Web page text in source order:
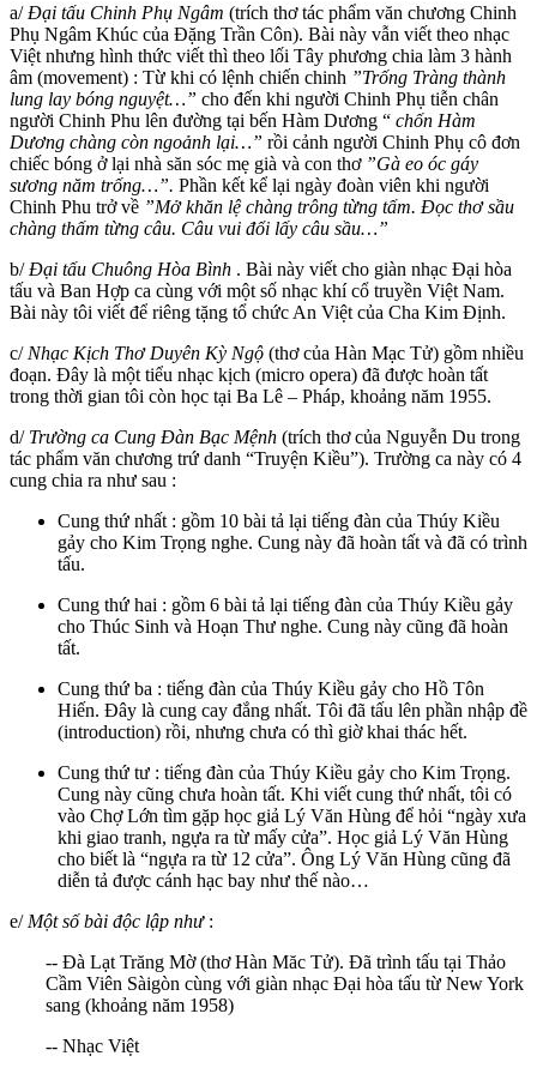
a/Đại tấu Chinh Phụ Ngâm (trích thơ tác phẩm văn chương Chinh
Phụ Ngâm Khúc của Đặng Trần Côn). Bài này vẫn viết theo nhạc
Việt nhưng hình thức viết thì theo lối Tây phương chia làm 3 hành
âm (movement) : Từ khi có lệnh chiến chinh ”Trống Tràng thành
lung lay bóng nguyệt…” cho đến khi người Chinh Phụ tiễn chân
người Chinh Phu lên đường tại bến Hàm Dương “ chốn Hàm
Dương chàng còn ngoảnh lại…” rồi cảnh người Chinh Phụ cô đơn
chiếc bóng ở lại nhà săn sóc mẹ già và con thơ”Gà eo óc gáy
sương năm trống…”. Phần kết kể lại ngày đoàn viên khi người
Chinh Phu trở về ”Mở khăn lệ chàng trông từng tấm. Đọc thơ sầu
chàng thấm từng câu. Câu vui đổi lấy câu sầu…”
b/Đại tấu Chuông Hòa Bình . Bài này viết cho giàn nhạc Đại hòa
tấu và Ban Hợp ca cùng với một số nhạc khí cổ truyền Việt Nam.
Bài này tôi viết để riêng tặng tổ chức An Việt của Cha Kim Định.
c/Nhạc Kịch Thơ Duyên Kỳ Ngộ (thơ của Hàn Mạc Tử) gồm nhiều
đoạn. Đây là một tiểu nhạc kịch (micro opera) đã được hoàn tất
trong thời gian tôi còn học tại Ba Lê – Pháp, khoảng năm 1955.
d/Trường ca Cung Đàn Bạc Mệnh (trích thơ của Nguyễn Du trong
tác phẩm văn chương trứ danh “Truyện Kiều”). Trường ca này có 4
cung chia ra như sau :
Cung thứ nhất : gồm 10 bài tả lại tiếng đàn của Thúy Kiều
gảy cho Kim Trọng nghe. Cung này đã hoàn tất và đã có trình
tấu.
Cung thứ hai : gồm 6 bài tả lại tiếng đàn của Thúy Kiều gảy
cho Thúc Sinh và Hoạn Thư nghe. Cung này cũng đã hoàn
tất.
Cung thứ ba : tiếng đàn của Thúy Kiều gảy cho Hồ Tôn
Hiến. Đây là cung cay đắng nhất. Tôi đã tấu lên phần nhập đề
(introduction) rồi, nhưng chưa có thì giờ khai thác hết.
Cung thứ tư : tiếng đàn của Thúy Kiều gảy cho Kim Trọng.
Cung này cũng chưa hoàn tất. Khi viết cung thứ nhất, tôi có
vào Chợ Lớn tìm gặp học giả Lý Văn Hùng để hỏi “ngày xưa
khi giao tranh, ngựa ra từ mấy cửa”. Học giả Lý Văn Hùng
cho biết là “ngựa ra từ 12 cửa”. Ông Lý Văn Hùng cũng đã
diễn tả được cánh hạc bay như thế nào…
e/Một số bài độc lập như:
-- Đà Lạt Trăng Mờ (thơ Hàn Măc Tử). Đã trình tấu tại Thảo
Cầm Viên Sàigòn cùng với giàn nhạc Đại hòa tấu từ New York
sang (khoảng năm 1958)
-- Nhạc Việt